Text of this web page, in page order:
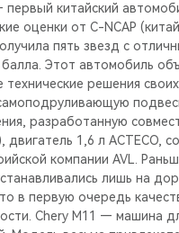
первый китайский
оценки от C-NCAP
пять звезд с
Этот автомобиль
решения
разработанную
двигатель 1,6 л ACTECO,
компании AVL.
лишь на
в первую очередь
Chery M11 — машина